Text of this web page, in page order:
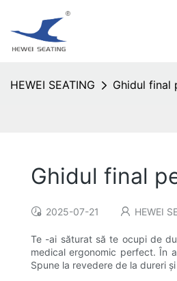
HEWEI SEATING Ghidul final
Ghidul final
2025-07-21 HEWEI
Te -ai săturat să te ocupi de
medical ergonomic perfect. În
Spune la revedere de la dureri